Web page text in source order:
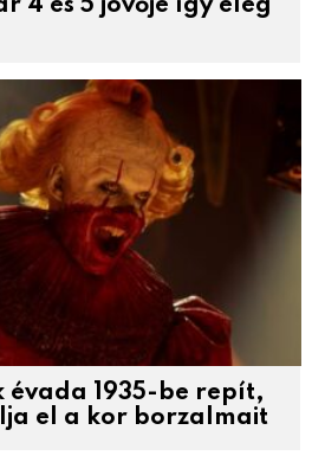
4 és 5 jövője így elég
évada 1935-be repít,
el a kor borzalmait